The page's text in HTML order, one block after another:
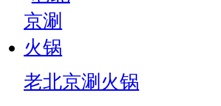
老北京涮火锅